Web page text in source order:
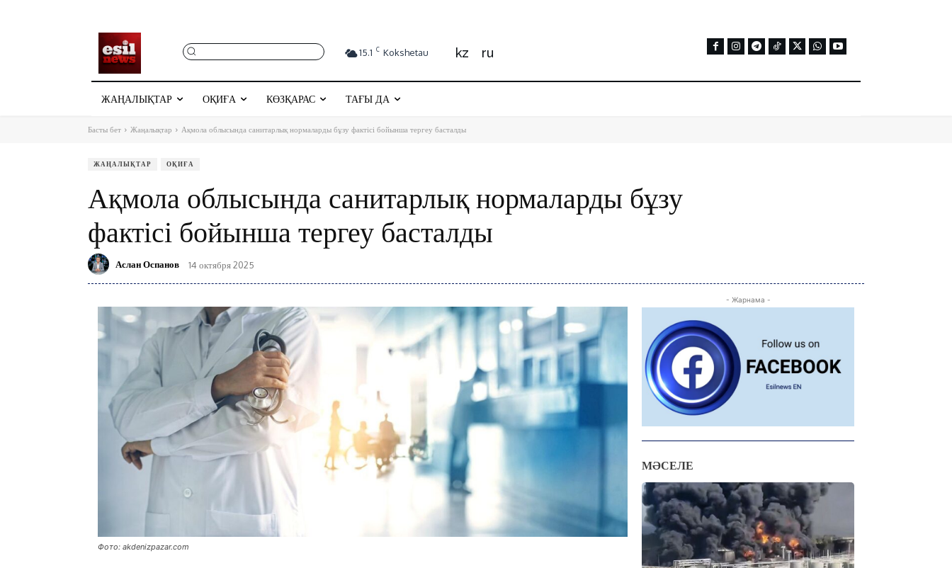
15.1 C Kokshetau kz ru
ЖАҢАЛЫҚТАР ОҚИҒА КӨЗҚАРАС ТАҒЫ ДА
Басты бет Жаңалықтар Ақмола облысында санитарлық нормаларды бұзу фактісі бойынша тергеу басталды
ЖАҢАЛЫҚТАР ОҚИҒА
Ақмола облысында санитарлық нормаларды бұзу
фактісі бойынша тергеу басталды
Аслан Оспанов 14 октября 2025
Фото: akdenizpazar.com
- Жарнама -
МӘСЕЛЕ